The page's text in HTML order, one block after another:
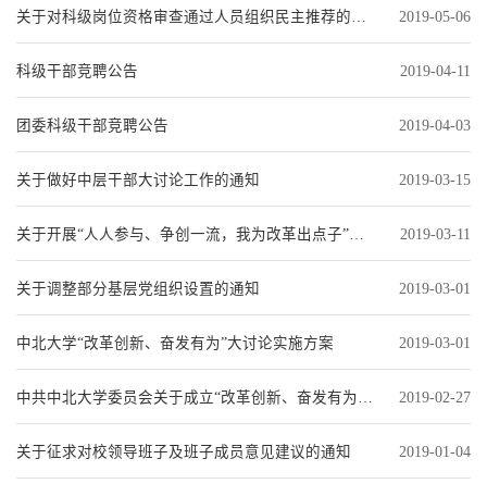
2019-05-06
科级干部竞聘公告 2019-04-11
团委科级干部竞聘公告 2019-04-03
关于做好中层干部大讨论工作的通知 2019-03-15
2019-03-11
关于调整部分基层党组织设置的通知 2019-03-01
中北大学“改革创新、奋发有为”大讨论实施方案 2019-03-01
2019-02-27
关于征求对校领导班子及班子成员意见建议的通知 2019-01-04